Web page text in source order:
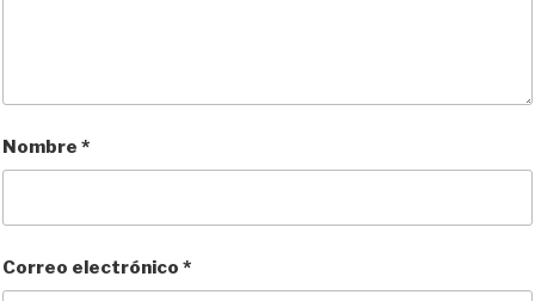
Nombre *
Correo electrónico *